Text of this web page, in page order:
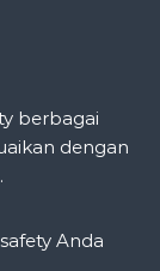
berbagai
dengan
Anda